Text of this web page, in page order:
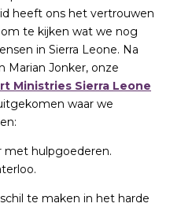
heeft ons het vertrouwen
te kijken wat we nog
in Sierra Leone. Na
Jonker, onze
Ministries Sierra Leone
waar we
met hulpgoederen.
te maken in het harde